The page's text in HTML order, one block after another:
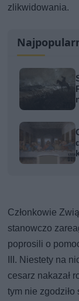
zlikwidowania.
Członkowie
stanowczo
poprosili o
III. Niestety na
cesarz nakazał
tym nie